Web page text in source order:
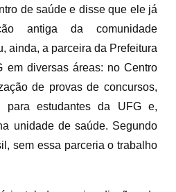
de saúde e disse que ele já
antiga da comunidade
ainda, a parceira da Prefeitura
em diversas áreas: no Centro
de provas de concursos,
para estudantes da UFG e,
unidade de saúde. Segundo
sem essa parceria o trabalho